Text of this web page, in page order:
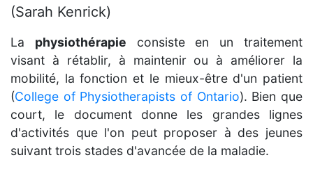
(Sarah Kenrick)
La physiothérapie consiste en un traitement
visant à rétablir, à maintenir ou à améliorer la
mobilité, la fonction et le mieux-être d'un patient
(College of Physiotherapists of Ontario). Bien que
court, le document donne les grandes lignes
d'activités que l'on peut proposer à des jeunes
suivant trois stades d'avancée de la maladie.